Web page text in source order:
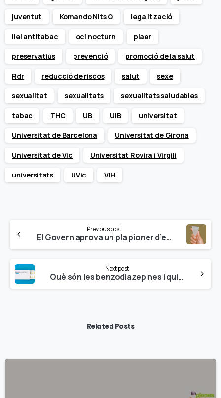
juventut Komando Nits Q legalització
llei antitabac oci nocturn plaer
preservatius prevenció promoció de la salut
Rdr reducció de riscos salut sexe
sexualitat sexualitats sexualitats saludables
tabac THC UB UIB universitat
Universitat de Barcelona Universitat de Girona
Universitat de Vic Universitat Rovira i Virgili
universitats UVic VIH
Reading
Previous post
El Govern aprova un pla pioner d’equitat menstrual i climateri que preveu l’accés gratuït a productes menstruals reutilitzables per a totes les dones
Next post
Què són les benzodiazepines i quins són els seus riscos?
Related Posts